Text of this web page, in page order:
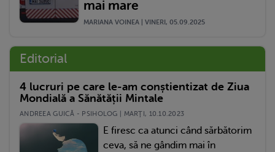
mai mare
MARIANA VOINEA | VINERI, 05.09.2025
Editorial
4 lucruri pe care le-am conștientizat de Ziua
Mondială a Sănătății Mintale
ANDREEA GUICĂ - PSIHOLOG | MARŢI, 10.10.2023
E firesc ca atunci când sărbătorim
ceva, să ne gândim mai în